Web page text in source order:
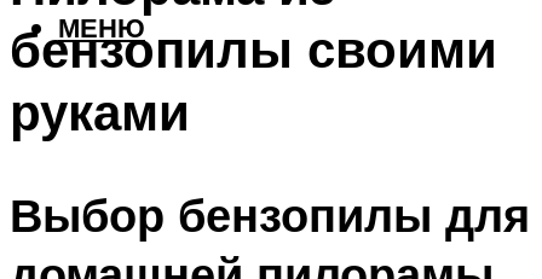
МЕНЮ
бензопилы своими
руками
Выбор бензопилы для